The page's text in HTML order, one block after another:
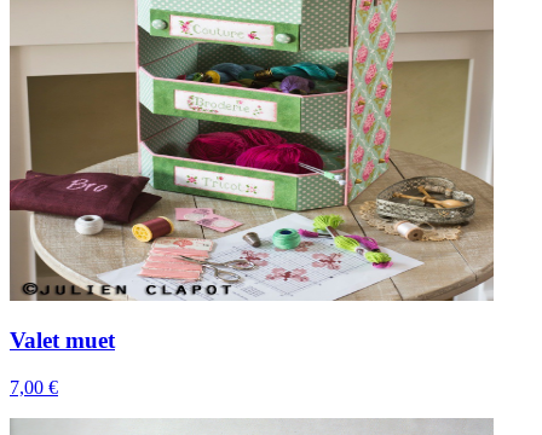
Valet muet
7,00 €